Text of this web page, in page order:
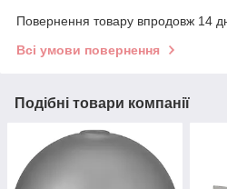
Повернення товару впродовж 14
Всі умови повернення
Подібні товари компанії